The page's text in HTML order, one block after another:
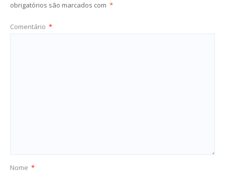
obrigatórios são marcados com *
Comentário *
Nome *